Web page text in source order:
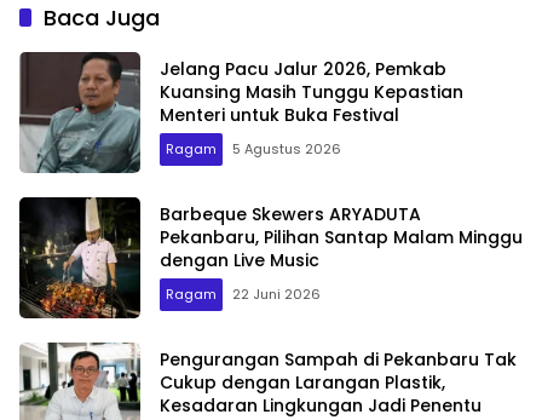
Baca Juga
Jelang Pacu Jalur 2026, Pemkab
Kuansing Masih Tunggu Kepastian
Menteri untuk Buka Festival
Ragam 5 Agustus 2026
Barbeque Skewers ARYADUTA
Pekanbaru, Pilihan Santap Malam Minggu
dengan Live Music
Ragam 22 Juni 2026
Pengurangan Sampah di Pekanbaru Tak
Cukup dengan Larangan Plastik,
Kesadaran Lingkungan Jadi Penentu